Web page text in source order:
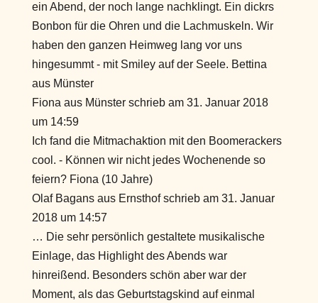
ein Abend, der noch lange nachklingt. Ein dickrs
Bonbon für die Ohren und die Lachmuskeln. Wir
haben den ganzen Heimweg lang vor uns
hingesummt - mit Smiley auf der Seele. Bettina
aus Münster
Fiona aus Münster schrieb am31. Januar 2018
um 14:59
Ich fand die Mitmachaktion mit den Boomerackers
cool. - Können wir nicht jedes Wochenende so
feiern? Fiona (10 Jahre)
Olaf Bagans aus Ernsthof schrieb am31. Januar
2018 um 14:57
… Die sehr persönlich gestaltete musikalische
Einlage, das Highlight des Abends war
hinreißend. Besonders schön aber war der
Moment, als das Geburtstagskind auf einmal